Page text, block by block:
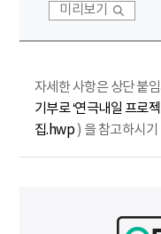
미리보기
자세한 사항은 상단 붙
기부로 ‘연극내일 프로
집.hwp) 을 참고하시기